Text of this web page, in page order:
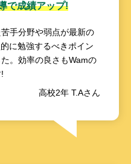
で成績アップ!
手分野や弱点が最新の
に勉強するべきポイン
。効率の良さもWamの
高校2年 T.Aさん